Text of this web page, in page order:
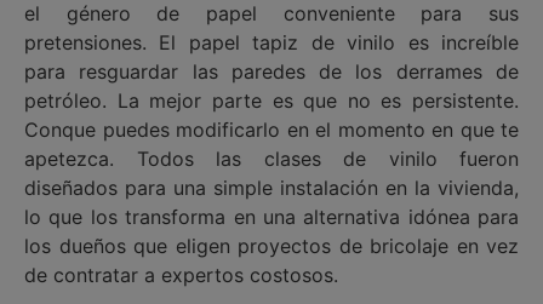
el género de papel conveniente para sus
pretensiones. El papel tapiz de vinilo es increíble
para resguardar las paredes de los derrames de
petróleo. La mejor parte es que no es persistente.
Conque puedes modificarlo en el momento en que te
apetezca. Todos las clases de vinilo fueron
diseñados para una simple instalación en la vivienda,
lo que los transforma en una alternativa idónea para
los dueños que eligen proyectos de bricolaje en vez
de contratar a expertos costosos.